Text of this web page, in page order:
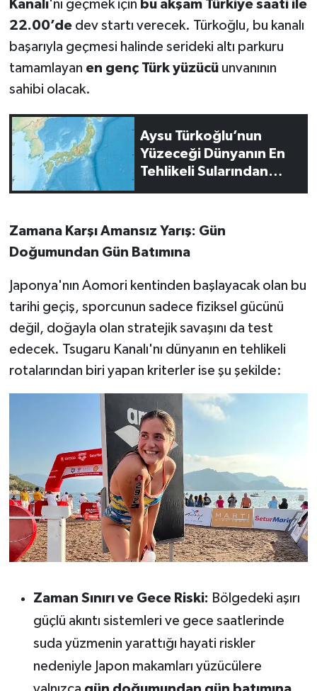
Kanalı'nı geçmek için bu akşam Türkiye saati ile
22.00’dedev startı verecek. Türkoğlu, bu kanalı
başarıyla geçmesi halinde serideki altı parkuru
tamamlayan en genç Türk yüzücüunvanının
sahibi olacak.
Aysu Türkoğlu’nun
Yüzeceği Dünyanın En
Tehlikeli Sularından
Kilometre?
Zamana Karşı Amansız Yarış: Gün
Doğumundan Gün Batımına
Japonya'nın Aomori kentinden başlayacak olan bu
tarihi geçiş, sporcunun sadece fiziksel gücünü
değil, doğayla olan stratejik savaşını da test
edecek. Tsugaru Kanalı'nı dünyanın en tehlikeli
rotalarından biri yapan kriterler ise şu şekilde:
Zaman Sınırı ve Gece Riski: Bölgedeki aşırı
güçlü akıntı sistemleri ve gece saatlerinde
suda yüzmenin yarattığı hayati riskler
nedeniyle Japon makamları yüzücülere
OLAY
OTOMOTİV
Resmi İlanlar
SAĞLIK
Savaştepe
Sındırgı
SPOR
SÜRMANŞET
TARİHTE BUGÜN
TEKNOLOJİ
Trend
TÜRKİYE
YAŞAM